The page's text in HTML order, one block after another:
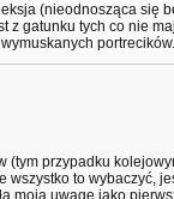
(nieodnosząca się
z gatunku tych co nie
portrecików.
(tym przypadku
wszystko to wybaczyć,
moją uwagę jako